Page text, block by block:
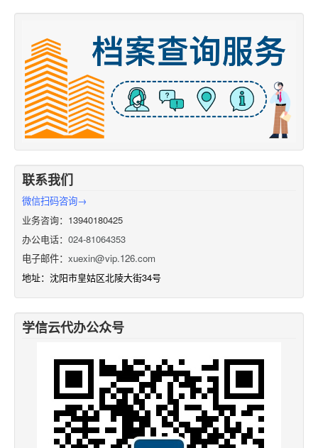
联系我们
微信扫码咨询→
业务咨询：13940180425
办公电话： 024-81064353
电子邮件： xuexin@vip.126.com
地址：沈阳市皇姑区北陵大街34号
学信云代办公众号